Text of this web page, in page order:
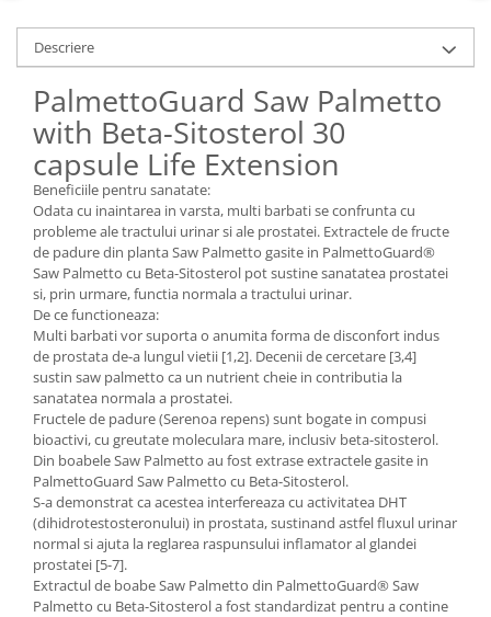
Descriere
PalmettoGuard Saw Palmetto
with Beta-Sitosterol 30
capsule Life Extension
Beneficiile pentru sanatate:
Odata cu inaintarea in varsta, multi barbati se confrunta cu
probleme ale tractului urinar si ale prostatei. Extractele de fructe
de padure din planta Saw Palmetto gasite in PalmettoGuard®
Saw Palmetto cu Beta-Sitosterol pot sustine sanatatea prostatei
si, prin urmare, functia normala a tractului urinar.
De ce functioneaza:
Multi barbati vor suporta o anumita forma de disconfort indus
de prostata de-a lungul vietii [1,2]. Decenii de cercetare [3,4]
sustin saw palmetto ca un nutrient cheie in contributia la
sanatatea normala a prostatei.
Fructele de padure (Serenoa repens) sunt bogate in compusi
bioactivi, cu greutate moleculara mare, inclusiv beta-sitosterol.
Din boabele Saw Palmetto au fost extrase extractele gasite in
PalmettoGuard Saw Palmetto cu Beta-Sitosterol.
S-a demonstrat ca acestea interfereaza cu activitatea DHT
(dihidrotestosteronului) in prostata, sustinand astfel fluxul urinar
normal si ajuta la reglarea raspunsului inflamator al glandei
prostatei [5-7].
Extractul de boabe Saw Palmetto din PalmettoGuard® Saw
Palmetto cu Beta-Sitosterol a fost standardizat pentru a contine